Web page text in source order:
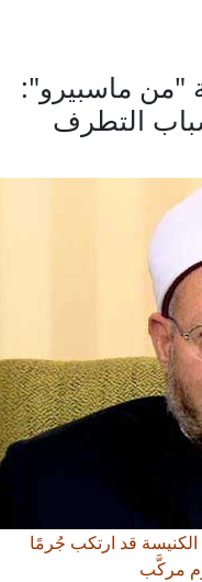
ماسبيرو":
التطرف
قد ارتكب جُرمًا